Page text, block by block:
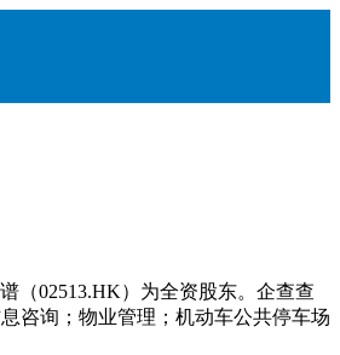
（02513.HK）为全资股东。企查查
咨询；物业管理；机动车公共停车场